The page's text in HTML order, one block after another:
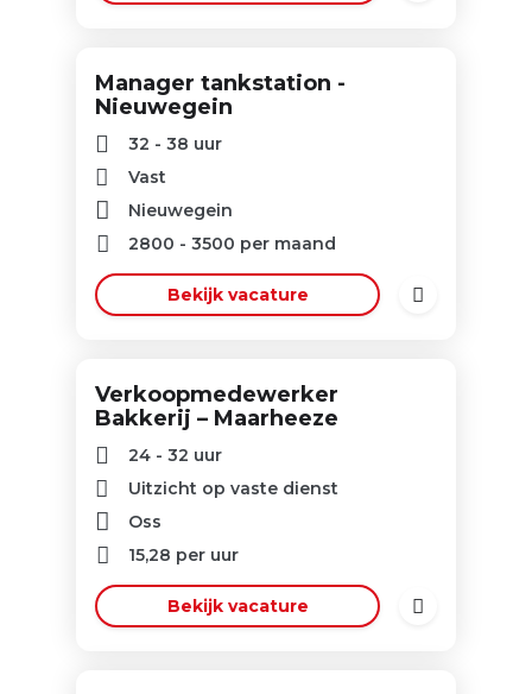
Manager tankstation -
Nieuwegein
32 - 38 uur
Vast
Nieuwegein
2800 - 3500 per maand
Bekijk vacature
Verkoopmedewerker
Bakkerij – Maarheeze
24 - 32 uur
Uitzicht op vaste dienst
Oss
15,28 per uur
Bekijk vacature